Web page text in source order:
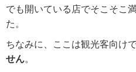
でも開いている店でそこそこ
た。
ちなみに、ここは観光客向け
せん。